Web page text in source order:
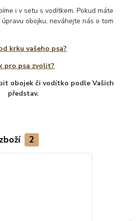
i v setu s vodítkem. Pokud máte
obojku, neváhejte nás o tom
krku vašeho psa?
pro psa zvolit?
obojek či vodítko podle Vašich
představ.
2